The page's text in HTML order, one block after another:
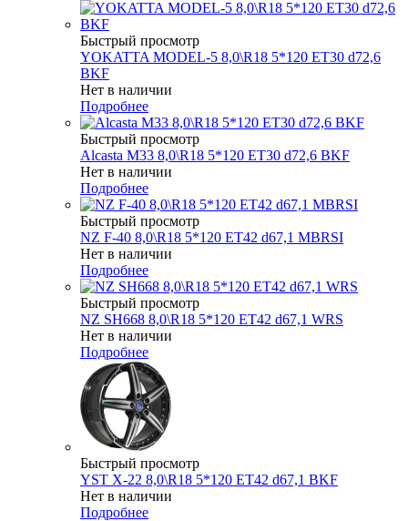
Быстрый просмотр
YOKATTA MODEL-5 8,0\R18 5*120 ET30 d72,6
BKF
Нет в наличии
Подробнее
Быстрый просмотр
Alcasta M33 8,0\R18 5*120 ET30 d72,6 BKF
Нет в наличии
Подробнее
Быстрый просмотр
NZ F-40 8,0\R18 5*120 ET42 d67,1 MBRSI
Нет в наличии
Подробнее
Быстрый просмотр
NZ SH668 8,0\R18 5*120 ET42 d67,1 WRS
Нет в наличии
Подробнее
Быстрый просмотр
YST X-22 8,0\R18 5*120 ET42 d67,1 BKF
Нет в наличии
Подробнее